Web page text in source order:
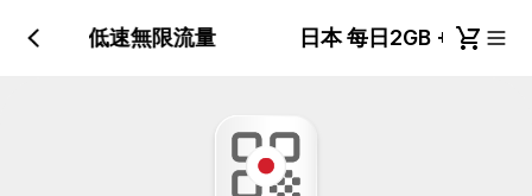
2GB + 低速無限流量 日本 每日2GB + 低速